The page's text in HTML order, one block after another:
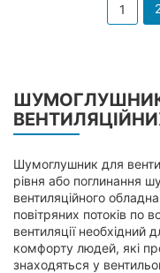
1
Шумоглушник для
рівня або поглинання
вентиляційного
повітряних потоків по
вентиляції необхідний
комфорту людей, які
знаходяться у